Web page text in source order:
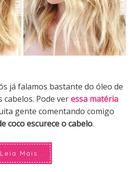
já falamos bastante do óleo de
cabelos. Pode veressa matéria
gente comentando comigo
coco escurece o cabelo.
Leia Mais...